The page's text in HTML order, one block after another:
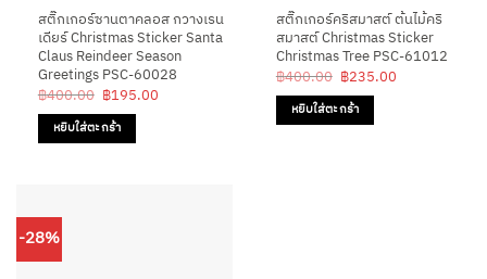
สติ๊กเกอร์ซานตาคลอส กวางเรน
เดียร์ Christmas Sticker Santa
Claus Reindeer Season
Greetings PSC-60028
฿400.00 Original
price
was:
฿400.00.
฿195.00Current
หยิบใส่ตะกร้า
สติ๊กเกอร์คริสมาสต์ ต้นไม้คริ
สมาสต์ Christmas Sticker
Christmas Tree PSC-61012
฿400.00 Original
price
was:
฿400.00.
฿235.00Current
หยิบใส่ตะกร้า
-28%